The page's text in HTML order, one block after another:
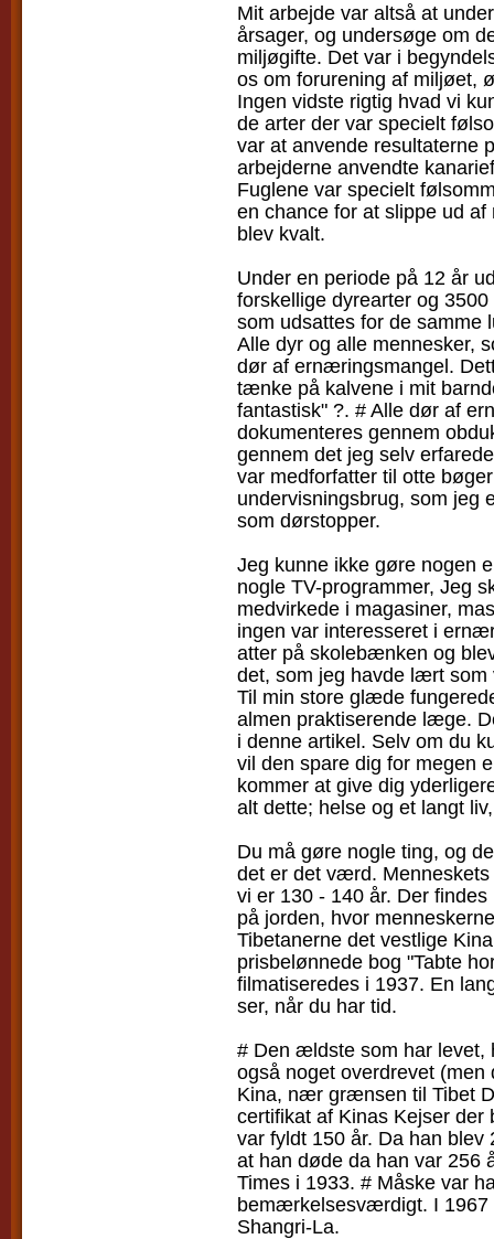
Mit arbejde var altså at
årsager, og undersøge om
miljøgifte. Det var i
os om forurening af miljøet,
Ingen vidste rigtig hvad vi
de arter der var specielt
var at anvende resultaterne
arbejderne anvendte
Fuglene var specielt
en chance for at slippe ud
blev kvalt.
Under en periode på 12 år
forskellige dyrearter og
som udsattes for de samme
Alle dyr og alle mennesker,
dør af ernæringsmangel.
tænke på kalvene i mit
fantastisk" ?. # Alle dør af
dokumenteres gennem
gennem det jeg selv
var medforfatter til otte
undervisningsbrug, som jeg
som dørstopper.
Jeg kunne ikke gøre nogen
nogle TV-programmer, Jeg
medvirkede i magasiner,
ingen var interesseret i
atter på skolebænken og
det, som jeg havde lært
Til min store glæde
almen praktiserende læge.
i denne artikel. Selv om du
vil den spare dig for megen
kommer at give dig
alt dette; helse og et langt
Du må gøre nogle ting, og
det er det værd.
vi er 130 - 140 år. Der
på jorden, hvor
Tibetanerne det vestlige
prisbelønnede bog "Tabte
filmatiseredes i 1937. En
ser, når du har tid.
# Den ældste som har levet,
også noget overdrevet
Kina, nær grænsen til Tibet
certifikat af Kinas Kejser
var fyldt 150 år. Da han
at han døde da han var 256
Times i 1933. # Måske var
bemærkelsesværdigt. I 1967
Shangri-La.